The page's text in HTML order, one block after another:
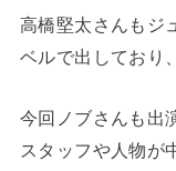
高橋堅太さんもジ
ベルで出しており
今回ノブさんも出
スタッフや人物が